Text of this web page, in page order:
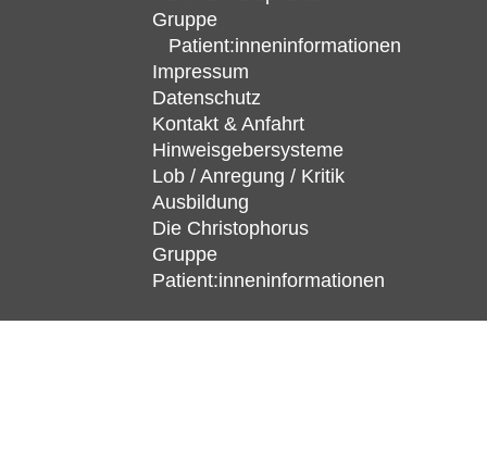
Gruppe
Patient:inneninformationen
Impressum
Datenschutz
Kontakt & Anfahrt
Hinweisgebersysteme
Lob / Anregung / Kritik
Ausbildung
Die Christophorus
Gruppe
Patient:inneninformationen